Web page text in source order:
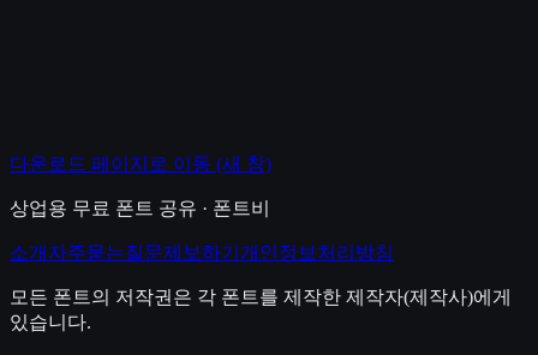
다운로드 페이지로 이동 (새 창)
상업용 무료 폰트 공유 · 폰트비
소개 자주묻는질문제보하기 개인정보처리방침
모든 폰트의 저작권은 각 폰트를 제작한 제작자(제작사)에게
있습니다.